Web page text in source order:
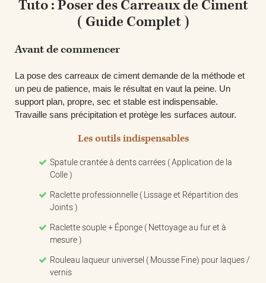
Tuto : Poser des Carreaux de Ciment
( Guide Complet )
Avant de commencer
La pose des carreaux de ciment demande de la méthode et
un peu de patience, mais le résultat en vaut la peine. Un
support plan, propre, sec et stable est indispensable.
Travaille sans précipitation et protège les surfaces autour.
Les outils indispensables
Spatule crantée à dents carrées ( Application de la
Colle )
Raclette professionnelle ( Lissage et Répartition des
Joints )
Raclette souple + Éponge ( Nettoyage au fur et à
mesure )
Rouleau laqueur universel ( Mousse Fine) pour laques /
vernis